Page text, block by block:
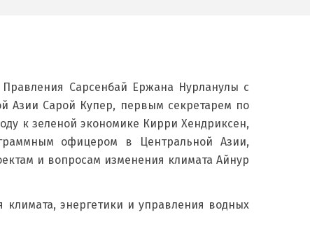
Правления Сарсенбай Ержана Нурланулы с
Азии Сарой Купер, первым секретарем по
к зеленой экономике Кирри Хендриксен,
офицером в Центральной Азии,
и вопросам изменения климата Айнур
энергетики и управления водных